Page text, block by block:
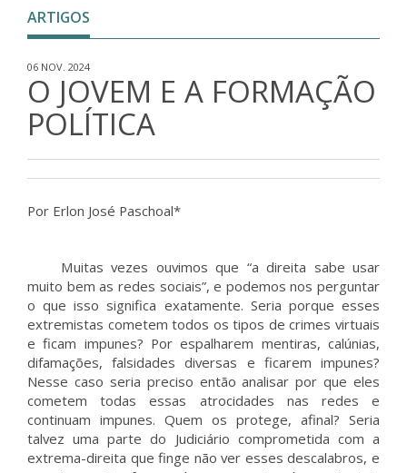
ARTIGOS
06 NOV. 2024
O JOVEM E A FORMAÇÃO
POLÍTICA
Por Erlon José Paschoal*
Muitas vezes ouvimos que “a direita sabe usar
muito bem as redes sociais”, e podemos nos perguntar
o que isso significa exatamente. Seria porque esses
extremistas cometem todos os tipos de crimes virtuais
e ficam impunes? Por espalharem mentiras, calúnias,
difamações, falsidades diversas e ficarem impunes?
Nesse caso seria preciso então analisar por que eles
cometem todas essas atrocidades nas redes e
continuam impunes. Quem os protege, afinal? Seria
talvez uma parte do Judiciário comprometida com a
extrema-direita que finge não ver esses descalabros, e